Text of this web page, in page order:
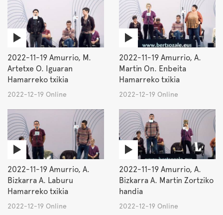
2022-11-19 Amurrio, M.
Artetxe O. Iguaran
Hamarreko txikia
2022-12-19 Online
2022-11-19 Amurrio, A.
Martin On. Enbeita
Hamarreko txikia
2022-12-19 Online
2022-11-19 Amurrio, A.
Bizkarra A. Laburu
Hamarreko txikia
2022-12-19 Online
2022-11-19 Amurrio, A.
Bizkarra A. Martin Zortziko
handia
2022-12-19 Online